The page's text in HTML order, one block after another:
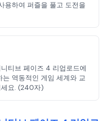
용하여 퍼즐을 풀고 도전을
티브 페이즈 4 리업로드에
역동적인 게임 세계와 교
세요. (240자)